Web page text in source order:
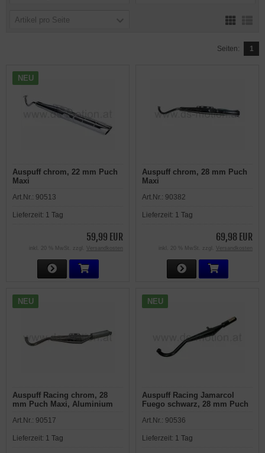
Artikel pro Seite
Seiten: 1
NEU
Auspuff chrom, 22 mm Puch
Maxi
Art.Nr.: 90513
Lieferzeit: 1 Tag
59,99 EUR
inkl. 20 % MwSt. zzgl. Versandkosten
Auspuff chrom, 28 mm Puch
Maxi
Art.Nr.: 90382
Lieferzeit: 1 Tag
69,98 EUR
inkl. 20 % MwSt. zzgl. Versandkosten
NEU
Auspuff Racing chrom, 28
mm Puch Maxi, Aluminium
Art.Nr.: 90517
Lieferzeit: 1 Tag
NEU
Auspuff Racing Jamarcol
Fuego schwarz, 28 mm Puch
Art.Nr.: 90536
Lieferzeit: 1 Tag